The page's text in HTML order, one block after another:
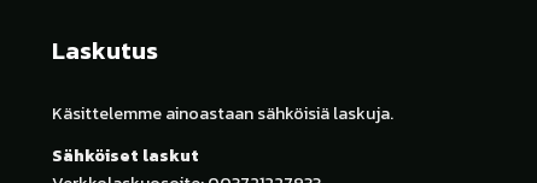
Laskutus
Käsittelemme ainoastaan sähköisiä laskuja.
Sähköiset laskut